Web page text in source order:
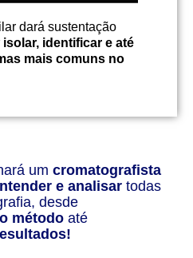
dará sustentação
isolar, identificar e até
mais comuns no
um cromatografista
e analisar todas
desde
método até